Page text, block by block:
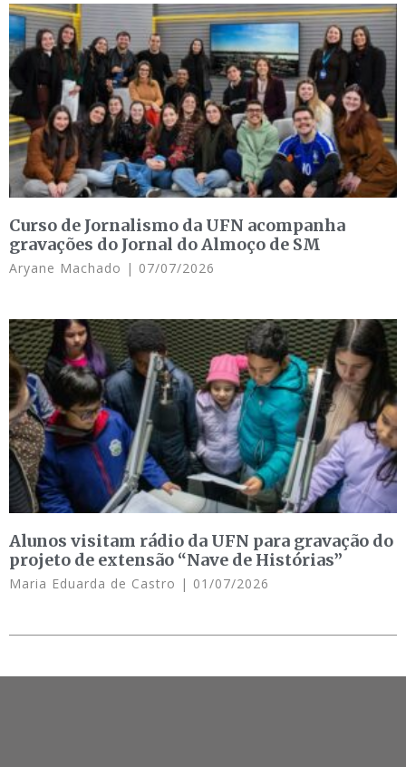
Curso de Jornalismo da UFN acompanha
gravações do Jornal do Almoço de SM
Aryane Machado 07/07/2026
Alunos visitam rádio da UFN para gravação do
projeto de extensão “Nave de Histórias”
Maria Eduarda de Castro 01/07/2026